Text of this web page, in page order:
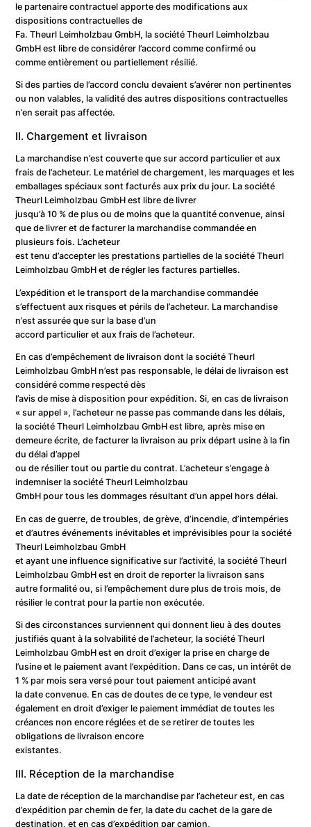
le partenaire contractuel apporte des modifications aux
dispositions contractuelles de
Fa. Theurl Leimholzbau GmbH, la société Theurl Leimholzbau
GmbH est libre de considérer l’accord comme confirmé ou
comme entièrement ou partiellement résilié.
Si des parties de l’accord conclu devaient s’avérer non pertinentes
ou non valables, la validité des autres dispositions contractuelles
n’en serait pas affectée.
II. Chargement et livraison
La marchandise n’est couverte que sur accord particulier et aux
frais de l’acheteur. Le matériel de chargement, les marquages et les
emballages spéciaux sont facturés aux prix du jour. La société
Theurl Leimholzbau GmbH est libre de livrer
jusqu’à 10 % de plus ou de moins que la quantité convenue, ainsi
que de livrer et de facturer la marchandise commandée en
plusieurs fois. L’acheteur
est tenu d’accepter les prestations partielles de la société Theurl
Leimholzbau GmbH et de régler les factures partielles.
L’expédition et le transport de la marchandise commandée
s’effectuent aux risques et périls de l’acheteur. La marchandise
n’est assurée que sur la base d’un
accord particulier et aux frais de l’acheteur.
En cas d’empêchement de livraison dont la société Theurl
Leimholzbau GmbH n’est pas responsable, le délai de livraison est
considéré comme respecté dès
l’avis de mise à disposition pour expédition. Si, en cas de livraison
« sur appel », l’acheteur ne passe pas commande dans les délais,
la société Theurl Leimholzbau GmbH est libre, après mise en
demeure écrite, de facturer la livraison au prix départ usine à la fin
du délai d’appel
ou de résilier tout ou partie du contrat. L’acheteur s’engage à
indemniser la société Theurl Leimholzbau
GmbH pour tous les dommages résultant d’un appel hors délai.
En cas de guerre, de troubles, de grève, d’incendie, d’intempéries
et d’autres événements inévitables et imprévisibles pour la société
Theurl Leimholzbau GmbH
et ayant une influence significative sur l’activité, la société Theurl
Leimholzbau GmbH est en droit de reporter la livraison sans
autre formalité ou, si l’empêchement dure plus de trois mois, de
résilier le contrat pour la partie non exécutée.
Si des circonstances surviennent qui donnent lieu à des doutes
justifiés quant à la solvabilité de l’acheteur, la société Theurl
Leimholzbau GmbH est en droit d’exiger la prise en charge de
l’usine et le paiement avant l’expédition. Dans ce cas, un intérêt de
1 % par mois sera versé pour tout paiement anticipé avant
la date convenue. En cas de doutes de ce type, le vendeur est
également en droit d’exiger le paiement immédiat de toutes les
créances non encore réglées et de se retirer de toutes les
obligations de livraison encore
existantes.
III. Réception de la marchandise
La date de réception de la marchandise par l’acheteur est, en cas
d’expédition par chemin de fer, la date du cachet de la gare de
destination, et en cas d’expédition par camion,